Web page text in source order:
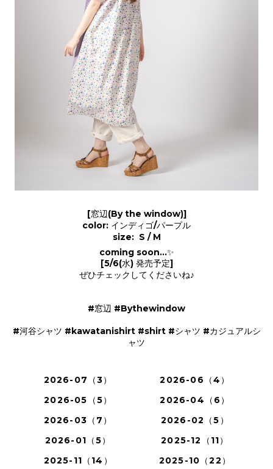
[窓辺(By the window)]
color: インディゴ/パープル
size: S / M
coming soon...✨
[5/6(水) 発売予定]
ぜひチェックしてくださいね♪
#窓辺 #Bythewindow
#河谷シャツ #kawatanishirt #shirt #シャツ #カジュアルシ
ャツ
2026-07（3）
2026-06（4）
2026-05（5）
2026-04（6）
2026-03（7）
2026-02（5）
2026-01（5）
2025-12（11）
2025-11（14）
2025-10（22）